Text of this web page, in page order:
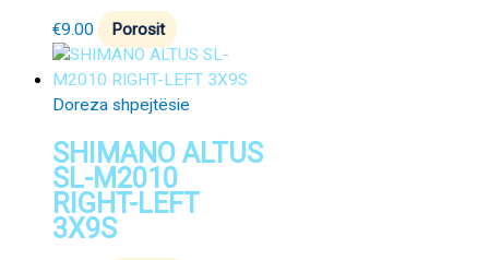
€9.00 Porosit
Doreza shpejtësie
SHIMANO ALTUS
SL-M2010
RIGHT-LEFT
3X9S